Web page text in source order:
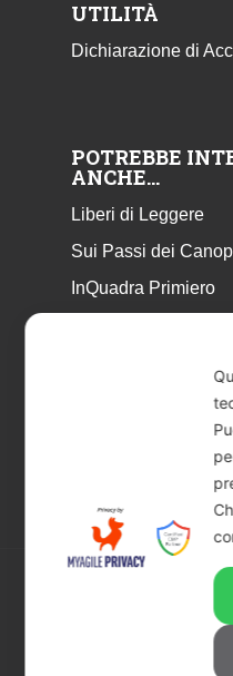
UTILITÀ
Dichiarazione di
POTREBBE
ANCHE…
Liberi di Leggere
Sui Passi dei
InQuadra Primiero
Libretto Eventi –
© 2026 Piccoli
Castrozza | CF &